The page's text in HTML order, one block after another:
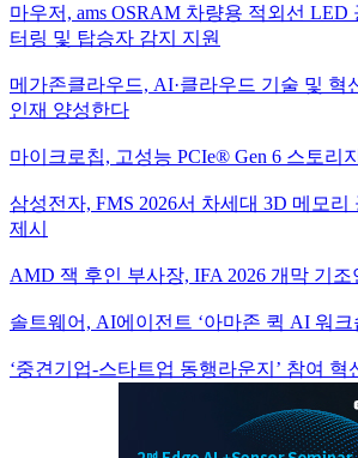
마우저, ams OSRAM 차량용 적외선 LED
터링 및 탑승자 감지 지원
메가존클라우드, AI·클라우드 기술 및 혁
인재 양성한다
마이크로칩, 고성능 PCIe® Gen 6 스토리
삼성전자, FMS 2026서 차세대 3D 메모리
제시
AMD 잭 후인 부사장, IFA 2026 개막 기
솔트웨어, AI에이전트 ‘아마존 퀵 AI 워크
‘중견기업-스타트업 동행라운지’ 참여 혁